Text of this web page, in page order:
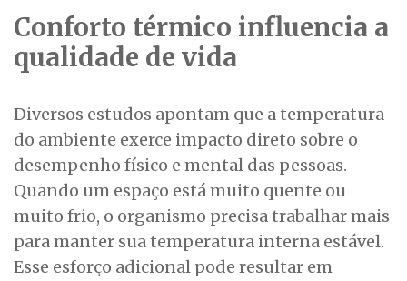
Conforto térmico influencia a
qualidade de vida
Diversos estudos apontam que a temperatura
do ambiente exerce impacto direto sobre o
desempenho físico e mental das pessoas.
Quando um espaço está muito quente ou
muito frio, o organismo precisa trabalhar mais
para manter sua temperatura interna estável.
Esse esforço adicional pode resultar em